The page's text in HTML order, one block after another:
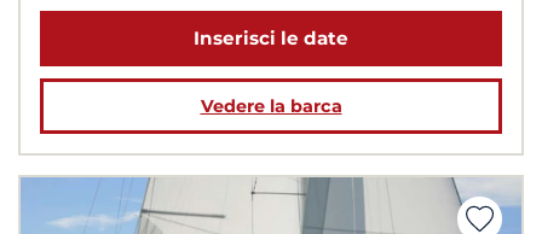
Inserisci le date
Vedere la barca